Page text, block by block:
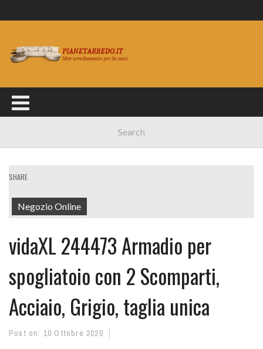
SHARE
Negozio Online
vidaXL 244473 Armadio per
spogliatoio con 2 Scomparti,
Acciaio, Grigio, taglia unica
Post on: 10 Ottobre 2020